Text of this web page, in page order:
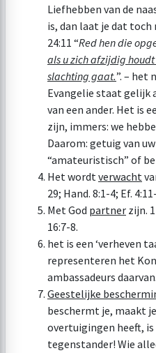
Liefhebben van de
is, dan laat je dat toch
24:11 “Red hen die
als u zich afzijdig
slachting gaat.”. – het
Evangelie staat gelijk
van een ander. Het is
zijn, immers: we
Daarom: getuig van
“amateuristisch” of
Het wordtverwacht
29; Hand. 8:1-4; Ef.
Met God partner zijn.
16:7-8.
het is een ‘verheven
representeren het
ambassadeurs daarvan.
Geestelijke
beschermt je, maakt
overtuigingen heeft,
tegenstander! Wie